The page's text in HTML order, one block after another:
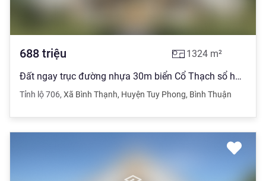
688 triệu 1324 m²
Đất ngay trục đường nhựa 30m biển Cổ Thạch sổ hồng chính chủ
Tỉnh lộ 706, Xã Bình Thạnh, Huyện Tuy Phong, Bình Thuận